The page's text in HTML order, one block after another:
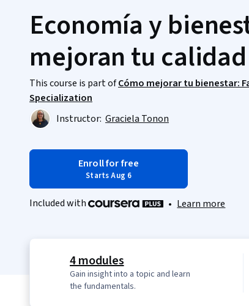
Economía y
mejoran tu
This course is part ofCómo mejorar tu bienestar:
Specialization
Instructor: Graciela Tonon
Enroll for free
Starts Aug 6
Included with • Learn more
4 modules
Gain insight into a topic and learn
the fundamentals.